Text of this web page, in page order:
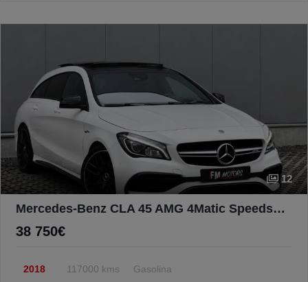
12
Mercedes-Benz CLA 45 AMG 4Matic Speedshift 7G-DCT Night Edition
38 750€
2018 117000 kms Gasolina